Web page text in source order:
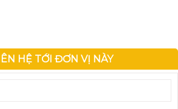
HỆ TỚI ĐƠN VỊ NÀY